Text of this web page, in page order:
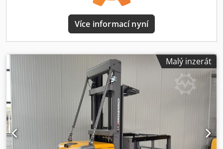
Více informací nyní
Malý inzerát